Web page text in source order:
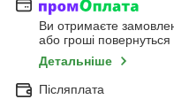
Ви отримаєте
або гроші
Детальніше
Післяплата